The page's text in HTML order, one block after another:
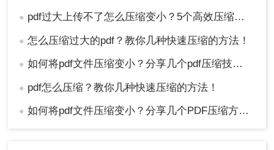
并尝试其他压缩方法。
以上就是pdf过大上传不了怎么压缩变小的方法介绍
了，通过专业的PDF压缩软件、在线PDF压缩工具
或调整PDF内容等方法，我们都可以有效地减小
● pdf过大上传不了怎么压缩变小？5个高效压缩变小方法！
● 怎么压缩过大的pdf？教你几种快速压缩的方法！
● 如何将pdf文件压缩变小？分享几个pdf压缩技巧！
● pdf怎么压缩？教你几种快速压缩的方法！
● 如何将pdf文件压缩变小？分享几个PDF压缩方法！